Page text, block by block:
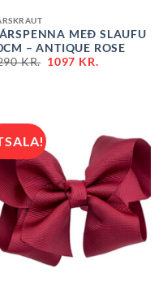
MEÐ SLAUFU
– ANTIQUE ROSE
KR. 1097 KR.